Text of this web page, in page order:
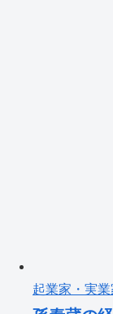
起業家・実業